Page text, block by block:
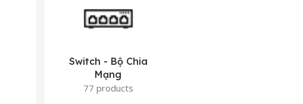
Switch - Bộ Chia
Mạng
77 products